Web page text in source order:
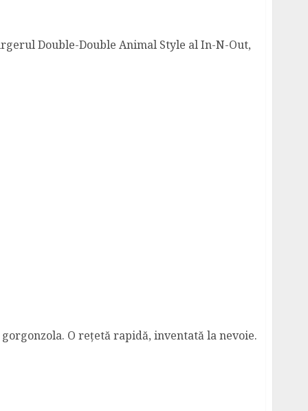
Double-Double Animal Style al In-N-Out,
O rețetă rapidă, inventată la nevoie.